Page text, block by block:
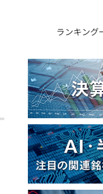
ランキング